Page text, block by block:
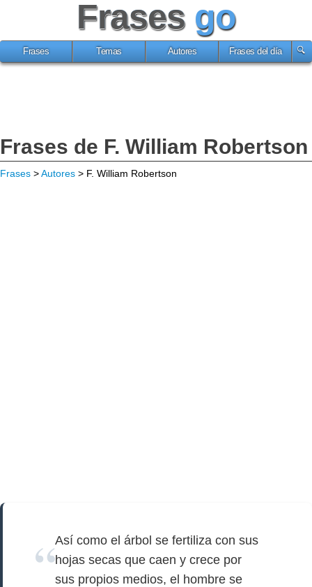
Frases go
Frases Temas Autores Frases del día
Frases de F. William Robertson
Frases >Autores > F. William Robertson
Así como el árbol se fertiliza con sus
hojas secas que caen y crece por
sus propios medios, el hombre se